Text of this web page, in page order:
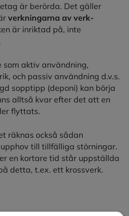
är berörda. Det gäller
verkningarna av verk-
är inriktad på, inte
aktiv användning,
och passiv användning d.v.s.
sopptipp (deponi) kan börja
alltså kvar efter det att en
flyttats.
räknas också sådan
till tillfälliga störningar.
en kortare tid står uppställda
detta, t.ex. ett krossverk.